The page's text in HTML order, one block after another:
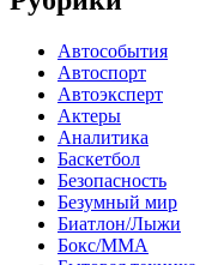
Автособытия
Автоспорт
Автоэксперт
Актеры
Аналитика
Баскетбол
Безопасность
Безумный мир
Биатлон/Лыжи
Бокс/MMA